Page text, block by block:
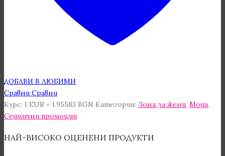
ДОБАВИ В ЛЮБИМИ
Сравни Сравни
Курс: 1 EUR = 1.95583 BGN Категории: Зона за жени, Мода,
Седмични промоции
НАЙ-ВИСОКО ОЦЕНЕНИ ПРОДУКТИ